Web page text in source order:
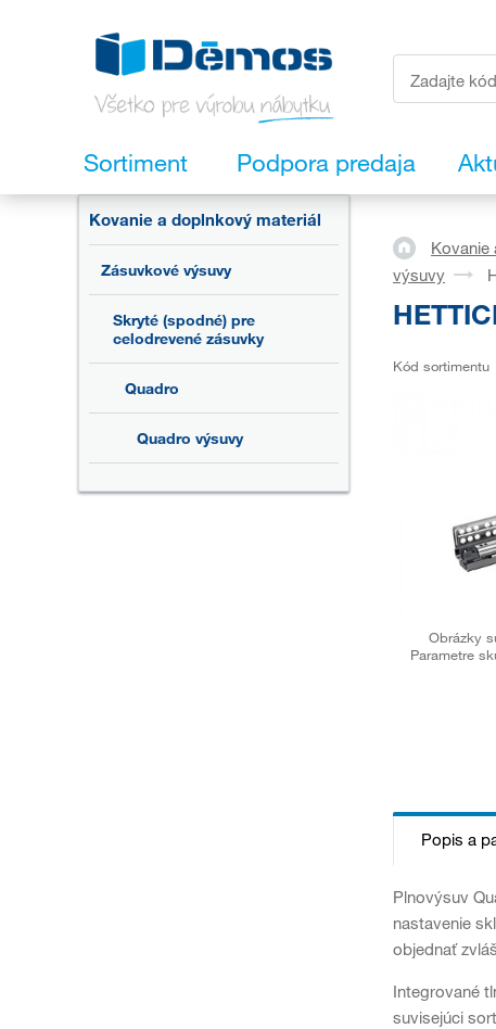
Sortiment Podpora predaja
Kovanie a doplnkový materiál
Zásuvkové výsuvy
Skryté (spodné) pre
celodrevené zásuvky
Quadro
Quadro výsuvy
Kovanie
výsuvy
Kód sortimentu
Obrázky
Parametre
Popis a
Plnovýsuv
nastavenie
objednať
Integrované
suvisejúci